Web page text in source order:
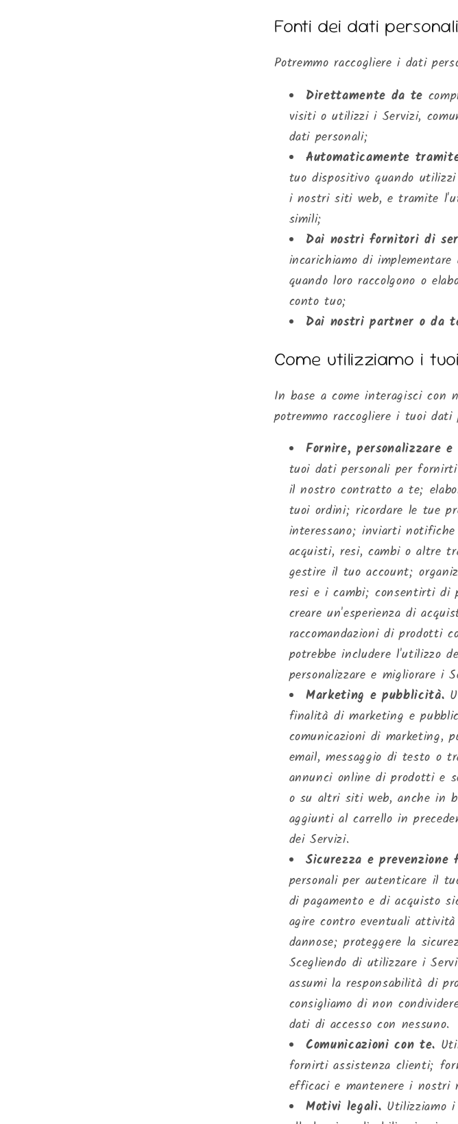
Fonti dei dati personali
Potremmo raccogliere i dati
Direttamente da te
visiti o utilizzi i Servizi,
dati personali;
Automaticamente
tuo dispositivo quando
i nostri siti web, e tramite
simili;
Dai nostri fornitori di
incarichiamo di
quando loro raccolgono o
conto tuo;
Dai nostri partner o da
Come utilizziamo i
In base a come interagisci con
potremmo raccogliere i tuoi
Fornire, personalizzare
tuoi dati personali per
il nostro contratto a te;
tuoi ordini; ricordare le tue
interessano; inviarti
acquisti, resi, cambi o altre
gestire il tuo account;
resi e i cambi; consentirti di
creare un'esperienza di
raccomandazioni di prodotti
potrebbe includere l'utilizzo
personalizzare e migliorare i
Marketing e pubblicità.
finalità di marketing e
comunicazioni di marketing,
email, messaggio di testo o
annunci online di prodotti e
o su altri siti web, anche in
aggiunti al carrello in
dei Servizi.
Sicurezza e prevenzione
personali per autenticare il
di pagamento e di acquisto
agire contro eventuali
dannose; proteggere la
Scegliendo di utilizzare i
assumi la responsabilità di
consigliamo di non
dati di accesso con nessuno.
Comunicazioni con te.
fornirti assistenza clienti;
efficaci e mantenere i nostri
Motivi legali. Utilizziamo